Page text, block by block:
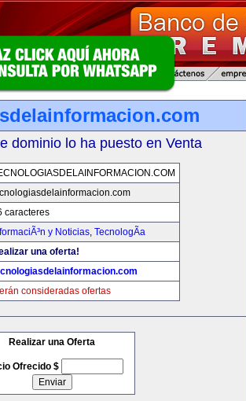
dominio lo ha puesto en Venta
caracteres
y Noticias, TecnologÃ­a
una oferta!
consideradas ofertas
Realizar una Oferta
Ofrecido $